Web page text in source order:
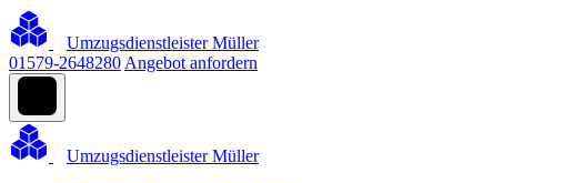
Umzugsdienstleister Müller
01579-2648280 Angebot anfordern
Umzugsdienstleister Müller